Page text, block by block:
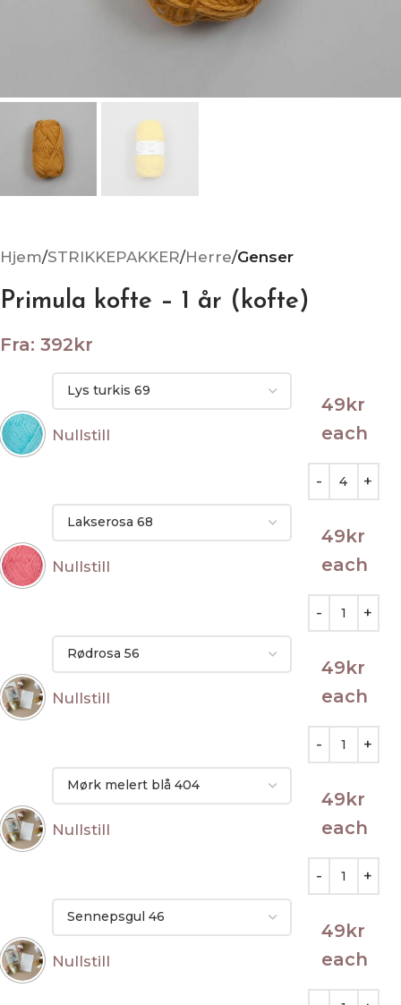
Hjem STRIKKEPAKKER Herre Genser
Primula kofte – 1 år (kofte)
Fra: 392kr
Nullstill
49kr
each
Nullstill
49kr
each
Nullstill
49kr
each
Nullstill
49kr
each
Nullstill
49kr
each